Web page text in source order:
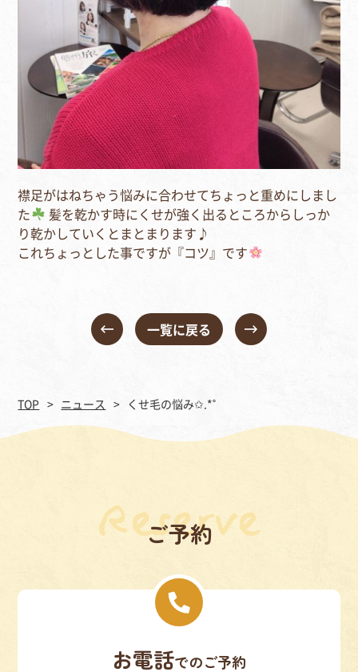
襟足がはねちゃう悩みに合わせてちょっと重めにしまし
た
髪を乾かす時にくせが強く出るところからしっか
り乾かしていくとまとまります♪
これちょっとした事ですが『コツ』です
一覧に戻る
TOP ニュース くせ毛の悩み✩.*˚
ご予約
お電話でのご予約